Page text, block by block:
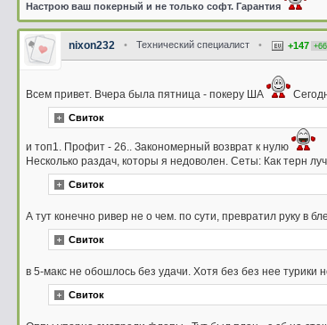
Настрою ваш покерный и не только софт. Гарантия
nixon232 • Технический специалист • +147 +66
Всем привет. Вчера была пятница - покеру ША
Свиток
и топ1. Профит - 26.. Закономерный возврат к нулю
Несколько раздач, которы я недоволен. Сеты: Как терн
Свиток
А тут конечно ривер не о чем. по сути, превратил руку в
Свиток
в 5-макс не обошлось без удачи. Хотя без без нее
Свиток